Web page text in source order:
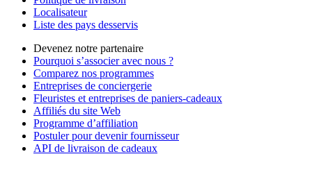
Localisateur
Liste des pays desservis
Devenez notre partenaire
Pourquoi s’associer avec nous ?
Comparez nos programmes
Entreprises de conciergerie
Fleuristes et entreprises de paniers-cadeaux
Affiliés du site Web
Programme d’affiliation
Postuler pour devenir fournisseur
API de livraison de cadeaux